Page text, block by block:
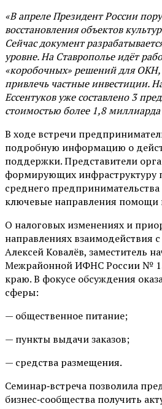
«В апреле Президент России
восстановления объектов
Сейчас документ
уровне. На Ставрополье идёт
«коробочных» решений для
привлечь частные инвестиции.
Ессентуков уже составлено 3
стоимостью более 1,8 миллиарда
В ходе встречи
подробную информацию о
поддержки. Представители
формирующих инфраструктуру
среднего
ключевые направления помощи
О налоговых изменениях и
направлениях взаимодействия
Алексей Ковалёв, заместитель
Межрайонной ИФНС России №
краю. В фокусе обсуждения
сферы:
— общественное питание;
— пункты выдачи заказов;
— средства размещения.
Семинар‑встреча позволила
бизнес‑сообщества получить